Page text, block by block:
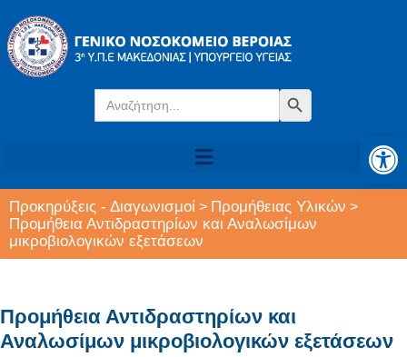
Search
for:
Search Button
Προκηρύξεις - Διαγωνισμοί > Προμήθειας Υλικών >
Προμήθεια Αντιδραστηρίων και Αναλωσίμων
μικροβιολογικών εξετάσεων
Προμήθεια Αντιδραστηρίων και
Αναλωσίμων μικροβιολογικών εξετάσεων